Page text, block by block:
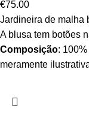
€75.00
Jardineira de malha
A blusa tem botões
Composição:
meramente